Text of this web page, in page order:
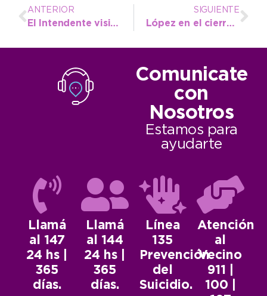
ANTERIOR
El Intendente visitó a los expositores que protagonizan NecoEmprende
SIGUIENTE
López en el cierre de NecoEmprende: «Es un orgullo tener este tipo de exposiciones en Necochea»
Comunicate
con
Nosotros
Estamos para
ayudarte
Llamá
al 147
24 hs |
365
días.
Llamá
al 144
24 hs |
365
días.
Línea
135
Prevención
del
Suicidio.
Atención
al
Vecino
911 |
100 |